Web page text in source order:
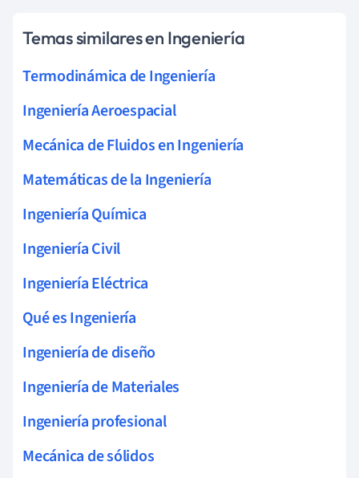
Temas similares en Ingeniería
Termodinámica de Ingeniería
Ingeniería Aeroespacial
Mecánica de Fluidos en Ingeniería
Matemáticas de la Ingeniería
Ingeniería Química
Ingeniería Civil
Ingeniería Eléctrica
Qué es Ingeniería
Ingeniería de diseño
Ingeniería de Materiales
Ingeniería profesional
Mecánica de sólidos